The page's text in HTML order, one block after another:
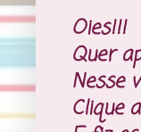
Oies!!!
Quer
Nesse
Clique